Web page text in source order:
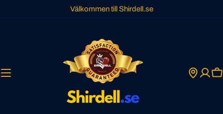
to
Välkommen till Shirdell.se